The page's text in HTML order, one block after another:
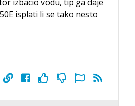
isplati li se tako nesto